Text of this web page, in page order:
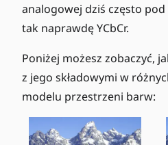
analogowej dziś często
tak naprawdę YCbCr.
Poniżej możesz zobaczyć,
z jego składowymi w
modelu przestrzeni barw: